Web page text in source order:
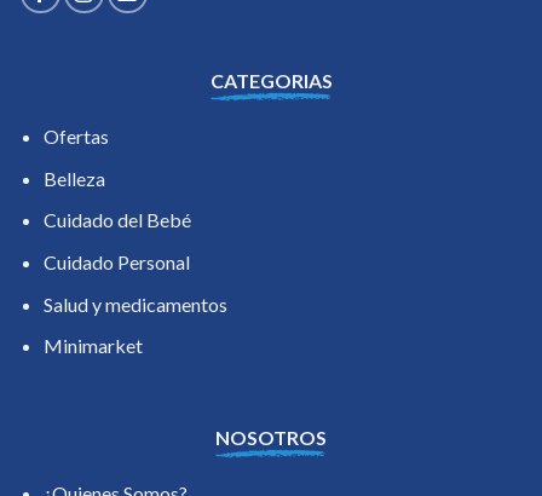
CATEGORIAS
Ofertas
Belleza
Cuidado del Bebé
Cuidado Personal
Salud y medicamentos
Minimarket
NOSOTROS